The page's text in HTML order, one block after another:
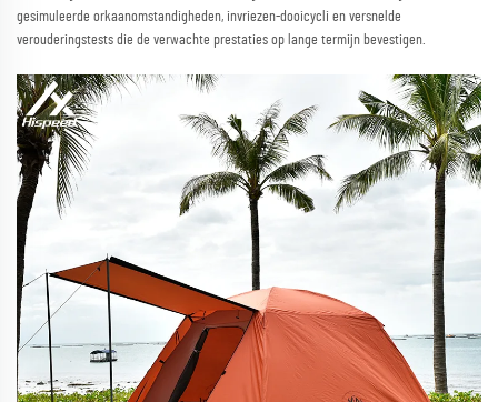
gesimuleerde orkaanomstandigheden, invriezen-dooicycli en versnelde
verouderingstests die de verwachte prestaties op lange termijn bevestigen.